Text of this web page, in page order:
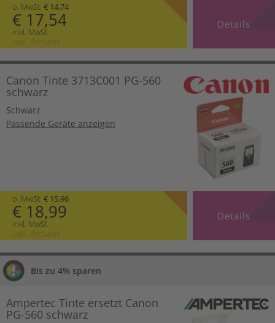
o. MwSt. € 14,74
€ 17,54
inkl. MwSt.
zzgl. Versand
Details
Canon Tinte 3713C001 PG-560
schwarz
Schwarz
Passende Geräte anzeigen
o. MwSt. € 15,96
€ 18,99
inkl. MwSt.
zzgl. Versand
Details
Bis zu 4% sparen
Ampertec Tinte ersetzt Canon
PG-560 schwarz